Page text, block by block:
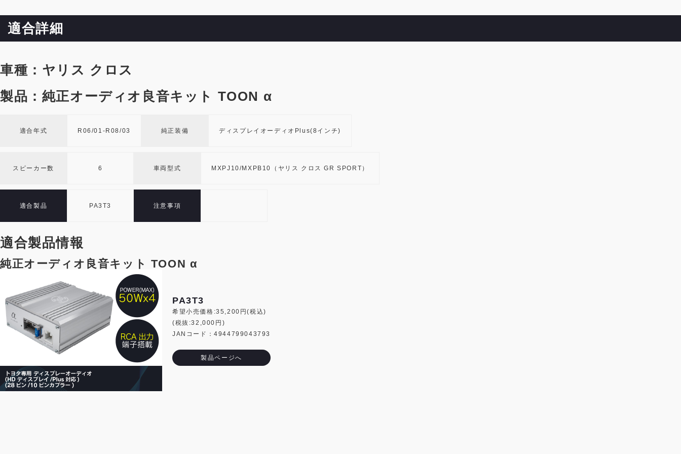
適合詳細
車種：ヤリス クロス
製品：純正オーディオ良音キット TOON α
適合年式 R06/01-R08/03 純正装備 ディスプレイオーディオPlus(8インチ)
スピーカー数 6 車両型式 MXPJ10/MXPB10（ヤリス クロス GR SPORT）
適合製品 PA3T3 注意事項
適合製品情報
純正オーディオ良音キット TOON α
PA3T3
希望小売価格:35,200円(税込)
(税抜:32,000円)
JANコード：4944799043793
製品ページへ